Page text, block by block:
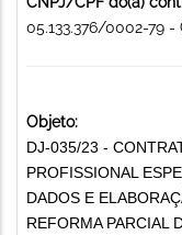
05.133.376/0002-79 -
Objeto:
DJ-035/23 -
PROFISSIONAL
DADOS E
REFORMA PARCIAL